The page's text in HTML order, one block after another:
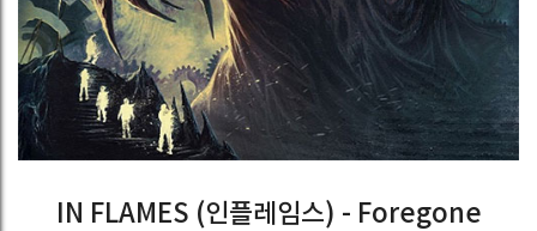
IN FLAMES (인플레임스) - Foregone